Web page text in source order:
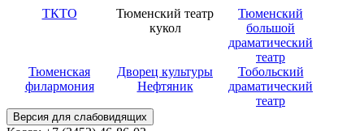
ТКТО
Тюменский театр
кукол
Тюменский
большой
драматический
театр
Тюменская
филармония
Дворец культуры
Нефтяник
Тобольский
драматический
театр
Версия для слабовидящих